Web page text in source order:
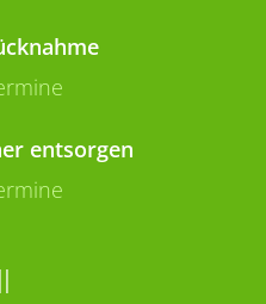
entsorgen